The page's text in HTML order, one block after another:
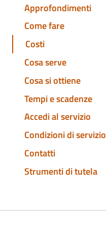
Approfondimenti
Come fare
Costi
Cosa serve
Cosa si ottiene
Tempi e scadenze
Accedi al servizio
Condizioni di servizio
Contatti
Strumenti di tutela